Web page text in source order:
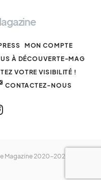
MON COMPTE
À DÉCOUVERTE-MAG
VOTRE VISIBILITÉ !
CONTACTEZ-NOUS
Magazine 2020-2025